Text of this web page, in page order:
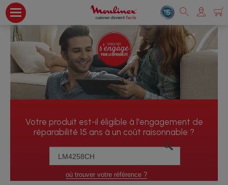
Votre produit est-il éligible à l'engagement de
réparabilité 15 ans à un coût raisonnable ?
où trouver votre référence ?